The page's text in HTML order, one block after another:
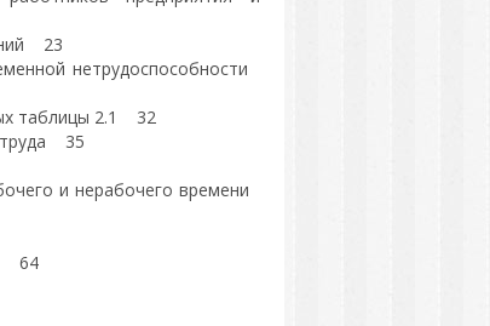
23
нетрудоспособности
таблицы 2.1 32
труда 35
и нерабочего времени
64